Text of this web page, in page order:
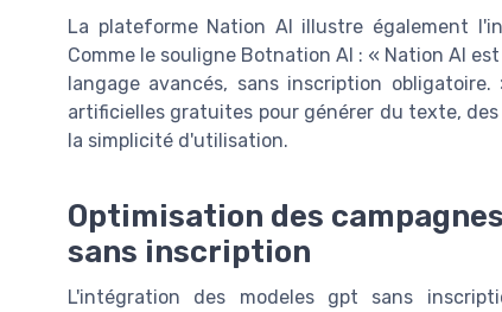
La plateforme Nation AI illustre également
Comme le souligne Botnation AI : « Nation AI
langage avancés, sans inscription
artificielles gratuites pour générer du texte,
la simplicité d'utilisation.
Optimisation des
sans inscription
L'intégration des modeles gpt sans